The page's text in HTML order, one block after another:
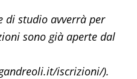
di studio avverrà per
sono già aperte dal
iscrizioni/).